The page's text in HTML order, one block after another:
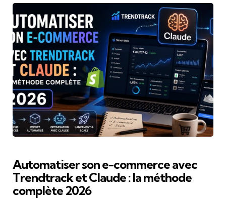
Automatiser son e-commerce avec
Trendtrack et Claude : la méthode
complète 2026